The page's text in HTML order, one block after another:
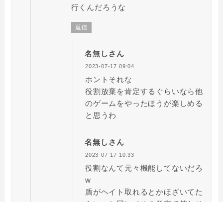
行くんだろうな
返信
名無しさん
2023-07-17 09:04
ホントそれな
役割放棄を肯定するぐらいなら他
のゲームをやったほうが楽しめる
と思うわ
名無しさん
2023-07-17 10:33
役割なんて元々機能してないだろ
w
盾がヘイト取れるとかほざいてた